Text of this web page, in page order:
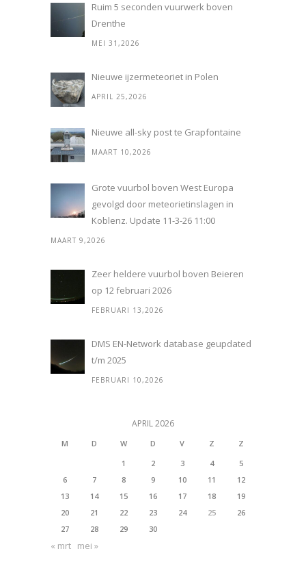
Ruim 5 seconden vuurwerk boven
Drenthe
MEI 31,2026
Nieuwe ijzermeteoriet in Polen
APRIL 25,2026
Nieuwe all-sky post te Grapfontaine
MAART 10,2026
Grote vuurbol boven West Europa
gevolgd door meteorietinslagen in
Koblenz. Update 11-3-26 11:00
MAART 9,2026
Zeer heldere vuurbol boven Beieren
op 12 februari 2026
FEBRUARI 13,2026
DMS EN-Network database geupdated
t/m 2025
FEBRUARI 10,2026
APRIL 2026
M D W D V Z
Z
1
2 3 4
5
6
7 8 9 10 11
12
13
14 15 16 17 18
19
20
21 22 23 24 25
26
27
28 29 30
« mrt mei »